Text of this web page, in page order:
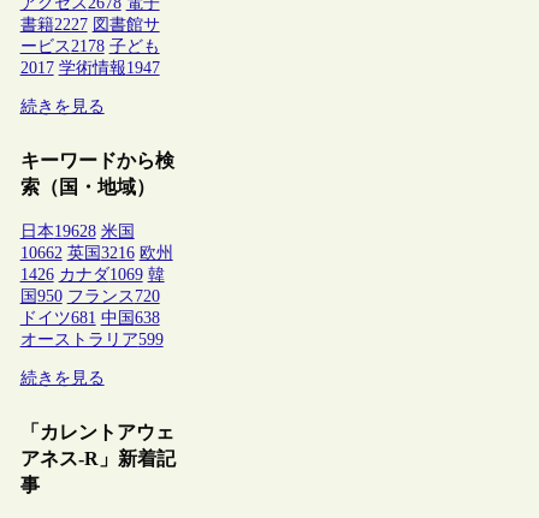
書籍2227 図書館サ
ービス2178 子ども
2017 学術情報1947
続きを見る
キーワードから検
索（国・地域）
日本19628 米国
10662 英国3216 欧州
1426 カナダ1069 韓
国950 フランス 720
ドイツ681 中国638
オーストラリア599
続きを見る
「カレントアウェ
アネス-R」新着記
事